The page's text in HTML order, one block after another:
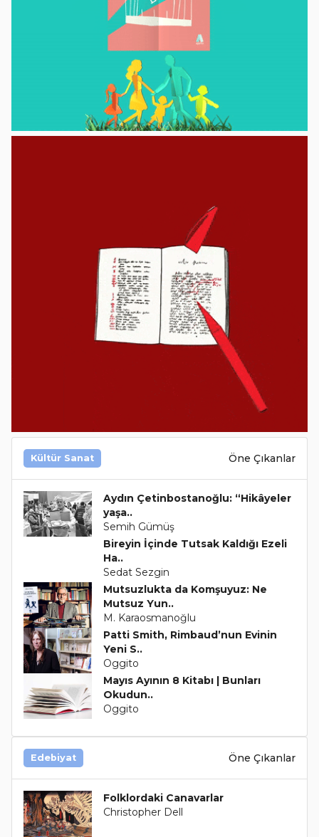
Kültür Sanat Öne Çıkanlar
Aydın Çetinbostanoğlu: “Hikâyeler
yaşa..
Semih Gümüş
Bireyin İçinde Tutsak Kaldığı Ezeli
Ha..
Sedat Sezgin
Mutsuzlukta da Komşuyuz: Ne
Mutsuz Yun..
M. Karaosmanoğlu
Patti Smith, Rimbaud’nun Evinin
Yeni S..
Oggito
Mayıs Ayının 8 Kitabı | Bunları
Okudun..
Oggito
Edebiyat Öne Çıkanlar
Folklordaki Canavarlar
Christopher Dell